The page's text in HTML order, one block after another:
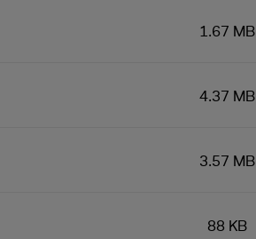
1.67 MB
4.37 MB
3.57 MB
88 KB